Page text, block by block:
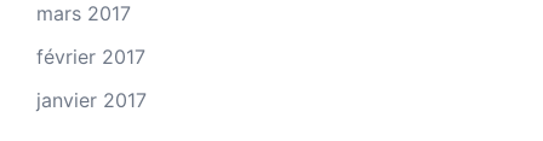
mars 2017
février 2017
janvier 2017